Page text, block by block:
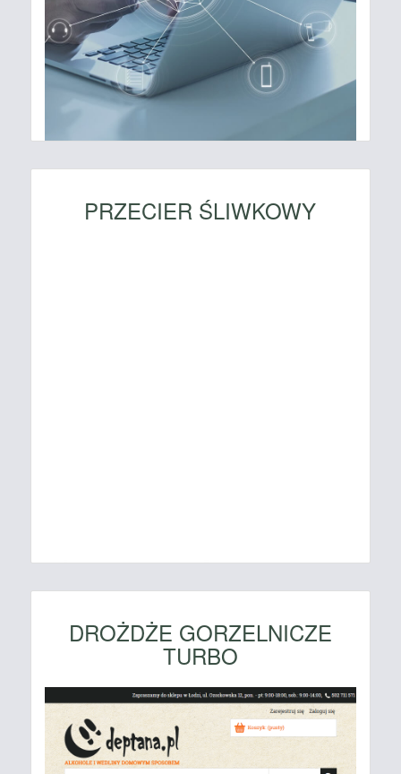
PRZECIER ŚLIWKOWY
DROŻDŻE GORZELNICZE
TURBO